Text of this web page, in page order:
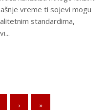
vreme ti sojevi mogu
standardima,
› »